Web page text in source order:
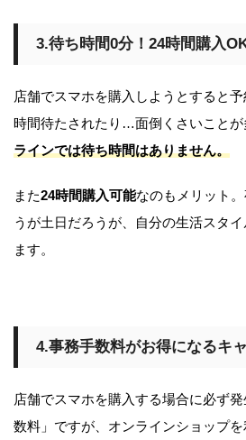
3.待ち時間0分！24時間購入
店舗でスマホを購入しようとすると
時間待たされたり…面倒くさいことが
ラインでは待ち時間はありません。
また24時間購入可能なのもメリット
うが土日だろうが、自分の生活スタ
ます。
4.事務手数料がお得になるキ
店舗でスマホを購入する場合に必ず
数料」ですが、オンラインショップ